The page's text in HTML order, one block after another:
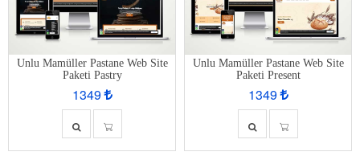
Unlu Mamüller Pastane Web Site
Paketi Pastry
1349
Unlu Mamüller Pastane Web Site
Paketi Present
1349